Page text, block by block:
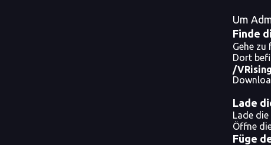
Um
Finde
Gehe zu
Dort
/
Lade
Lade die
Öffne
Füge